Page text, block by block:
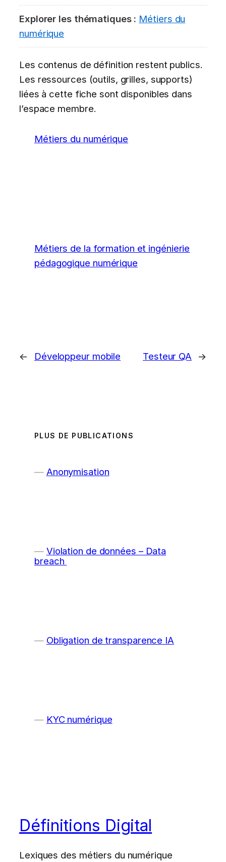
Explorer les thématiques : Métiers du
numérique
Les contenus de définition restent publics.
Les ressources (outils, grilles, supports)
liées à cette fiche sont disponibles dans
l’espace membre.
Métiers du numérique
Métiers de la formation et ingénierie
pédagogique numérique
← Développeur mobile Testeur QA →
PLUS DE PUBLICATIONS
Anonymisation
Violation de données – Data
breach
Obligation de transparence IA
KYC numérique
Définitions Digital
Lexiques des métiers du numérique